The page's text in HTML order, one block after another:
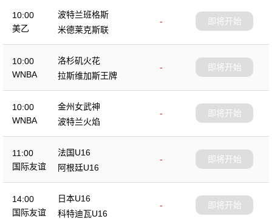
10:00
美乙
波特兰班格斯
-
米德莱克斯联
即将开始
10:00
WNBA
洛杉矶火花
-
拉斯维加斯王牌
即将开始
10:00
WNBA
金州女武神
-
波特兰火焰
即将开始
11:00
国际友谊
法国U16
-
阿根廷U16
即将开始
14:00
国际友谊
日本U16
-
科特迪瓦U16
即将开始